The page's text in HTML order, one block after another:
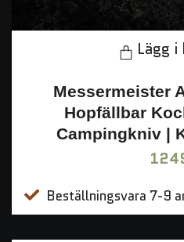
Lägg
Messermeister
Hopfällbar
Campingkniv |
Beställningsvara 7-9